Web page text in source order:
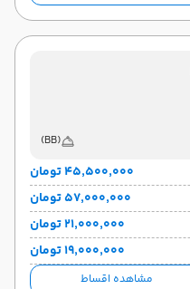
(BB)
۴۵٬۵۰۰٬۰۰۰ تومان
۵۷٬۰۰۰٬۰۰۰ تومان
۲۱٬۰۰۰٬۰۰۰ تومان
۱۹٬۰۰۰٬۰۰۰ تومان
مشاهده اقساط